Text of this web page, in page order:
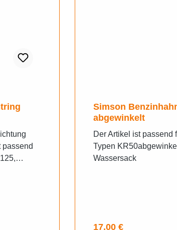
passend
Simson
abgewinkelt
Der Artikel ist passend
Typen
Wassersack
Regulärer Preis:
17,00 €